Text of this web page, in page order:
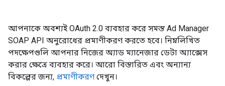
আপনাকে অবশ্যই OAuth 2.0 ব্যবহার করে সমস্ত Ad Manager
SOAP API অনুরোধের প্রমাণীকরণ করতে হবে। নিম্নলিখিত
পদক্ষেপগুলি আপনার নিজের অ্যাড ম্যানেজার ডেটা অ্যাক্সেস
করার ক্ষেত্রে ব্যবহার করে। আরো বিস্তারিত এবং অন্যান্য
বিকল্পের জন্য, প্রমাণীকরণদেখুন।